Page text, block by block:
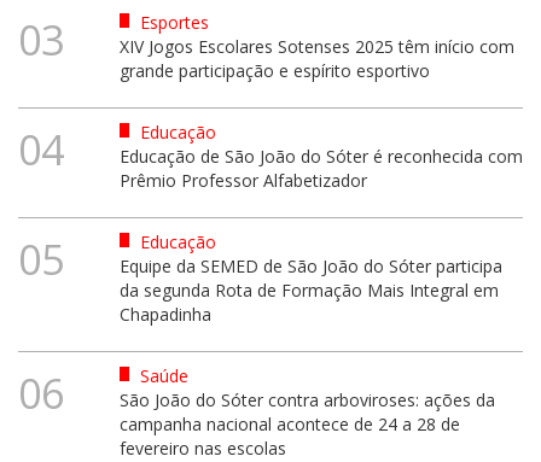
03
Esportes
XIV Jogos Escolares Sotenses 2025 têm início com
grande participação e espírito esportivo
04
Educação
Educação de São João do Sóter é reconhecida com
Prêmio Professor Alfabetizador
05
Educação
Equipe da SEMED de São João do Sóter participa
da segunda Rota de Formação Mais Integral em
Chapadinha
06
Saúde
São João do Sóter contra arboviroses: ações da
campanha nacional acontece de 24 a 28 de
fevereiro nas escolas